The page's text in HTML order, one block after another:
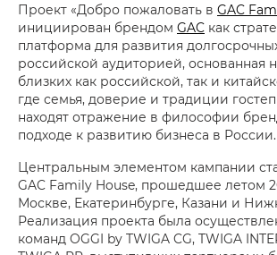
Проект «Добро пожаловать в GAC
инициирован брендом GAC как
платформа для развития
российской аудиторией, основанная
близких как российской, так и
где семья, доверие и традиции
находят отражение в философии
подходе к развитию бизнеса в России.
Центральным элементом кампании
GAC Family House, прошедшее летом
Москве, Екатеринбурге, Казани и
Реализация проекта была
команд OGGI by TWIGA CG, TWIGA